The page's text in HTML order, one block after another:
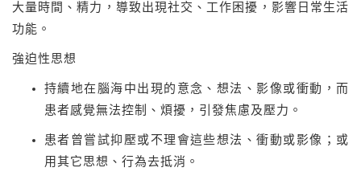
大量時間、精力，導致出現社交、工作困擾，影響日常生活
功能。
強迫性思想
持續地在腦海中出現的意念、想法、影像或衝動，而
患者感覺無法控制、煩擾，引發焦慮及壓力。
患者曾嘗試抑壓或不理會這些想法、衝動或影像；或
用其它思想、行為去抵消。